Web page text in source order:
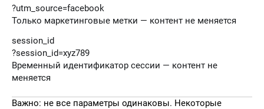
?utm_source=facebook
Только маркетинговые метки — контент не меняется
session_id
?session_id=xyz789
Временный идентификатор сессии — контент не
меняется
Важно: не все параметры одинаковы. Некоторые